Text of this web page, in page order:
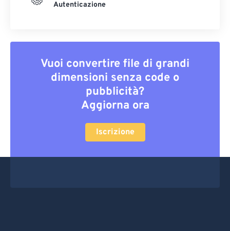
Autenticazione
Vuoi convertire file di grandi
dimensioni senza code o
pubblicità?
Aggiorna ora
Iscrizione